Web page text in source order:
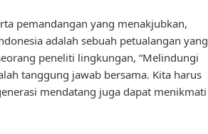
pemandangan yang menakjubkan,
adalah sebuah petualangan yang
peneliti lingkungan, “Melindungi
tanggung jawab bersama. Kita harus
mendatang juga dapat menikmati